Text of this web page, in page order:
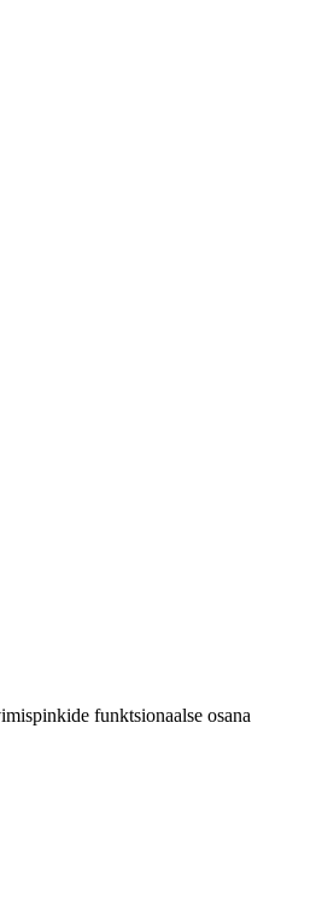
funktsionaalse osana